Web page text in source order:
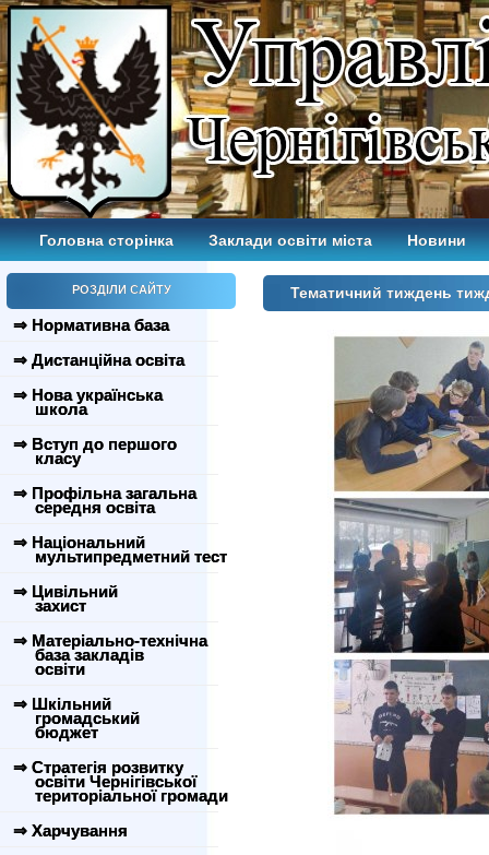
Головна сторінка Заклади освіти міста Новини
РОЗДІЛИ САЙТУ
⇒ Нормативна база
⇒ Дистанційна освіта
⇒ Нова українська
школа
⇒ Вступ до першого
класу
⇒ Профільна загальна
середня освіта
⇒ Національний
мультипредметний тест
⇒ Цивільний
захист
⇒ Матеріально-технічна
база закладів
освіти
⇒ Шкільний
громадський
бюджет
⇒ Стратегія розвитку
освіти Чернігівської
територіальної громади
⇒ Харчування
Тематичний тиждень